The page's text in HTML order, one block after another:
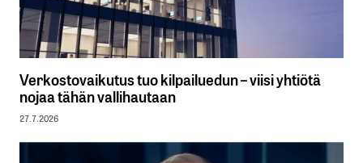
Verkostovaikutus tuo kilpailuedun – viisi yhtiötä
nojaa tähän vallihautaan
27.7.2026